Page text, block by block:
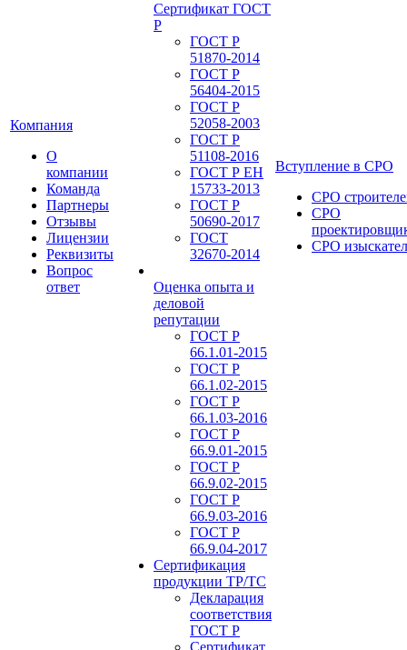
Компания
О
компании
Команда
Партнеры
Отзывы
Лицензии
Реквизиты
Вопрос
ответ
Сертификат ГОСТ
Р
ГОСТ Р
51870-2014
ГОСТ Р
56404-2015
ГОСТ Р
52058-2003
ГОСТ Р
51108-2016
ГОСТ Р ЕН
15733-2013
ГОСТ Р
50690-2017
ГОСТ
32670-2014
Оценка опыта и
деловой
репутации
ГОСТ Р
66.1.01-2015
ГОСТ Р
66.1.02-2015
ГОСТ Р
66.1.03-2016
ГОСТ Р
66.9.01-2015
ГОСТ Р
66.9.02-2015
ГОСТ Р
66.9.03-2016
ГОСТ Р
66.9.04-2017
Сертификация
продукции ТР/ТС
Декларация
соответствия
ГОСТ Р
Сертификат
Вступление в СРО
СРО
СРО
СРО